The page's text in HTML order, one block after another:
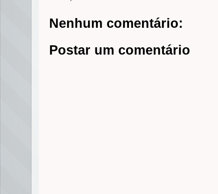
Nenhum comentário:
Postar um comentário